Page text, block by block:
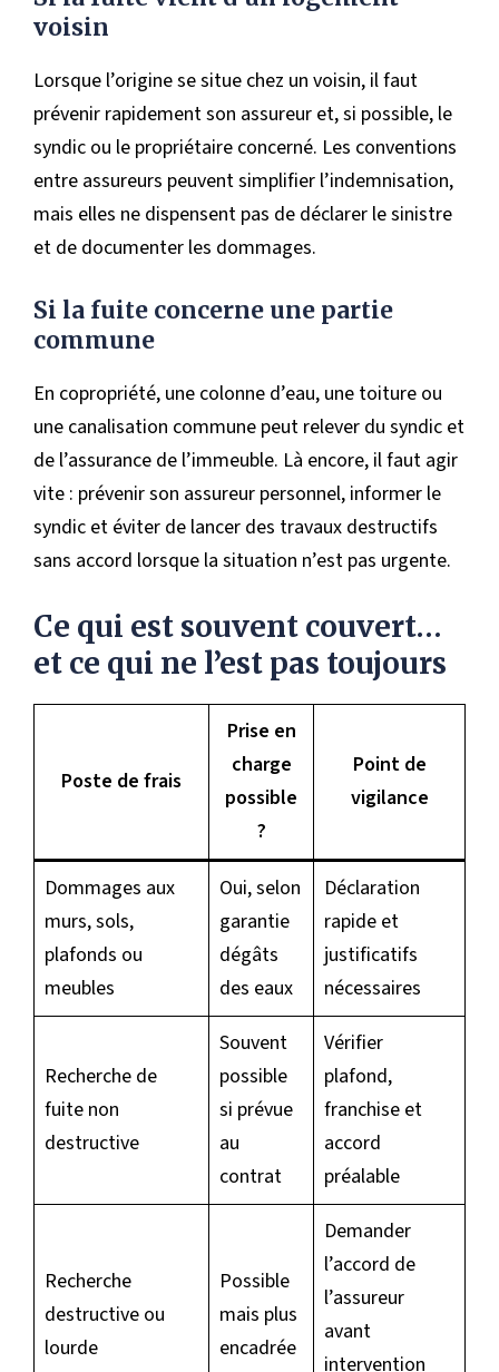
voisin
Lorsque l’origine se situe chez un voisin, il faut
prévenir rapidement son assureur et, si possible, le
syndic ou le propriétaire concerné. Les conventions
entre assureurs peuvent simplifier l’indemnisation,
mais elles ne dispensent pas de déclarer le sinistre
et de documenter les dommages.
Si la fuite concerne une partie
commune
En copropriété, une colonne d’eau, une toiture ou
une canalisation commune peut relever du syndic et
de l’assurance de l’immeuble. Là encore, il faut agir
vite : prévenir son assureur personnel, informer le
syndic et éviter de lancer des travaux destructifs
sans accord lorsque la situation n’est pas urgente.
Ce qui est souvent couvert…
et ce qui ne l’est pas toujours
Poste de frais
Prise en
charge
possible
?
Point de
vigilance
Dommages aux
murs, sols,
plafonds ou
meubles
Oui, selon
garantie
dégâts
des eaux
Déclaration
rapide et
justificatifs
nécessaires
Recherche de
fuite non
destructive
Souvent
possible
si prévue
au
contrat
Vérifier
plafond,
franchise et
accord
préalable
Recherche
destructive ou
lourde
Possible
mais plus
encadrée
Demander
l’accord de
l’assureur
avant
intervention